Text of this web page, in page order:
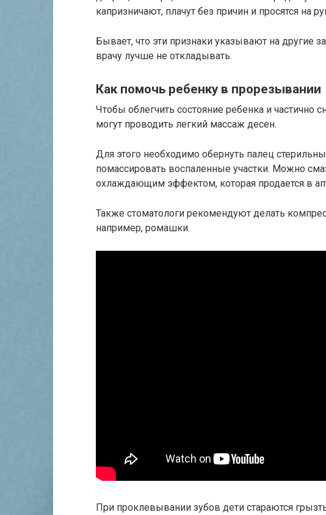
капризничают, плачут без причин и просятся на
Бывает, что эти признаки указывают на другие
врачу лучше не откладывать.
Как помочь ребенку в прорезывании
Чтобы облегчить состояние ребенка и частично
могут проводить легкий массаж десен.
Для этого необходимо обернуть палец
помассировать воспаленные участки. Можно
охлаждающим эффектом, которая продается в
Также стоматологи рекомендуют делать
например, ромашки.
При проклевывании зубов дети стараются